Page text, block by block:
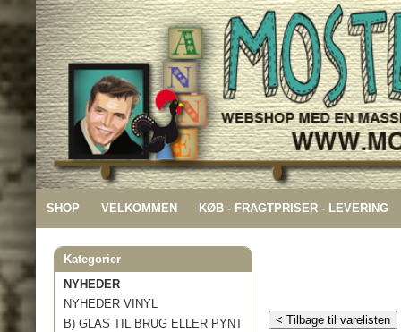
SHOP VELKOMMEN KØB - FRAGTPRISER - LEVERING
Kategorier
NYHEDER
NYHEDER VINYL
B) GLAS TIL BRUG ELLER PYNT
< Tilbage til varelisten